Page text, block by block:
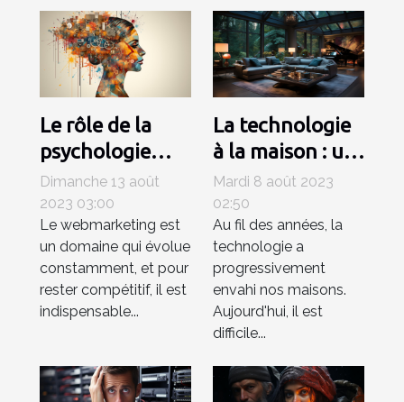
Le rôle de la
psychologie
dans le
webmarketing
Dimanche 13 août
2023 03:00
Le webmarketing est
un domaine qui évolue
constamment, et pour
rester compétitif, il est
indispensable...
La technologie
à la maison : un
luxe ou une
nécessité ?
Mardi 8 août 2023
02:50
Au fil des années, la
technologie a
progressivement
envahi nos maisons.
Aujourd'hui, il est
difficile...